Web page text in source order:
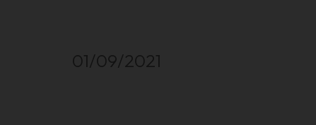
01/09/2021